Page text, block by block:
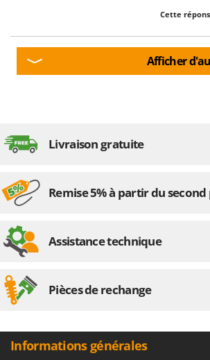
Cette
Afficher
Livraison gratuite
Remise 5% à partir du
Assistance technique
Pièces de rechange
Informations générales